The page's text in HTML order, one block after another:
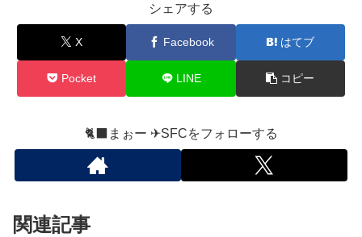
シェアする
X Facebook はてブ
Pocket LINE コピー
🐈‍⬛まぉー ✈︎SFCをフォローする
関連記事